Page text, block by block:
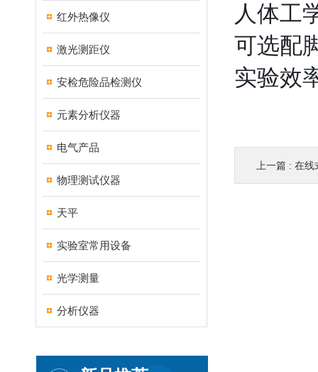
红外热像仪
激光测距仪
安检危险品检测仪
元素分析仪器
电气产品
物理测试仪器
天平
实验室常用设备
光学测量
分析仪器
人体工
可选配
实验效
上一篇 : 在线